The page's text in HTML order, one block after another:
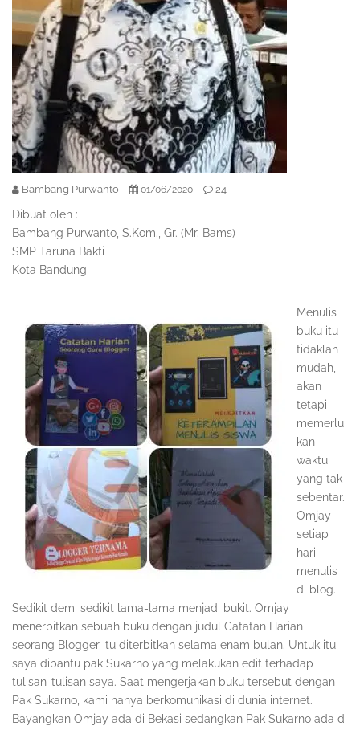
Bambang Purwanto 01/06/2020 24
Dibuat oleh :
Bambang Purwanto, S.Kom., Gr. (Mr. Bams)
SMP Taruna Bakti
Kota Bandung
Menulis
buku itu
tidaklah
mudah,
akan
tetapi
memerlu
kan
waktu
yang tak
sebentar.
Omjay
setiap
hari
menulis
di blog.
Sedikit demi sedikit lama-lama menjadi bukit. Omjay
menerbitkan sebuah buku dengan judul Catatan Harian
seorang Blogger itu diterbitkan selama enam bulan. Untuk itu
saya dibantu pak Sukarno yang melakukan edit terhadap
tulisan-tulisan saya. Saat mengerjakan buku tersebut dengan
Pak Sukarno, kami hanya berkomunikasi di dunia internet.
Bayangkan Omjay ada di Bekasi sedangkan Pak Sukarno ada di